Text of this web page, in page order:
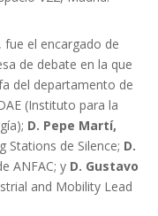
fue el encargado de
de debate en la que
del departamento de
(Instituto para la
D. Pepe Martí,
Stations de Silence; D.
ANFAC; y D. Gustavo
and Mobility Lead